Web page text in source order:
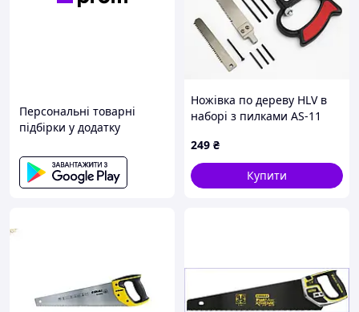
Персональні товарні
підбірки у додатку
Ножівка по дереву HLV в
наборі з пилками AS-11
249 ₴
Купити